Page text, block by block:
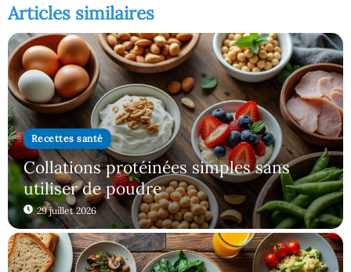
Articles similaires
Recettes santé
Collations protéinées simples sans
utiliser de poudre
29 juillet 2026